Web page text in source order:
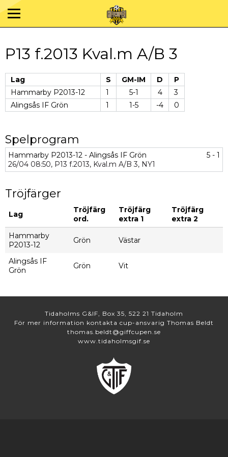
P13 f.2013 Kval.m A/B 3
Lag S GM-IM D
P
Hammarby P2013-12
1 5-1 4
3
Alingsås IF Grön
1 1-5 -4 0
Spelprogram
Hammarby P2013-12 - Alingsås IF Grön
5 - 1
26/04 08:50, P13 f.2013, Kval.m A/B 3, NY1
Tröjfärger
Lag
Tröjfärg
ord.
Tröjfärg
extra 1
Tröjfärg
extra 2
Hammarby
P2013-12
Grön Västar
Alingsås IF
Grön
Grön Vit
Tidaholms G&IF, Box 35, 522 21 Tidaholm
För mer information kontakta cup-ansvarig Thomas Beldt
thomas.beldt@giffcupen.se
www.tidaholmsgif.se